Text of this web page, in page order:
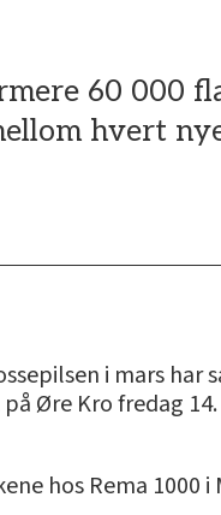
60 000
hvert
i mars
Øre Kro fredag
hos Rema 1000